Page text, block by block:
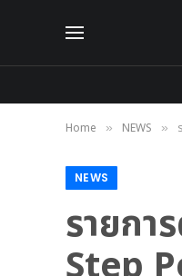
Home » NEWS »
NEWS
รายกา